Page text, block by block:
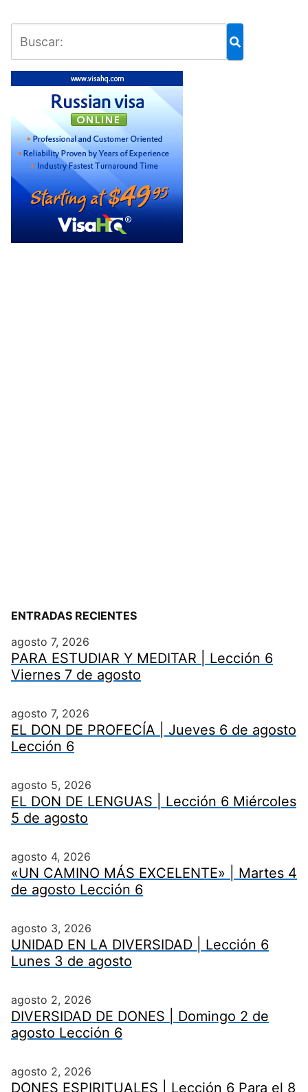
ENTRADAS RECIENTES
agosto 7, 2026
PARA ESTUDIAR Y MEDITAR | Lección 6
Viernes 7 de agosto
agosto 7, 2026
EL DON DE PROFECÍA | Jueves 6 de agosto
Lección 6
agosto 5, 2026
EL DON DE LENGUAS | Lección 6 Miércoles
5 de agosto
agosto 4, 2026
«UN CAMINO MÁS EXCELENTE» | Martes 4
de agosto Lección 6
agosto 3, 2026
UNIDAD EN LA DIVERSIDAD | Lección 6
Lunes 3 de agosto
agosto 2, 2026
DIVERSIDAD DE DONES | Domingo 2 de
agosto Lección 6
agosto 2, 2026
DONES ESPIRITUALES | Lección 6 Para el 8